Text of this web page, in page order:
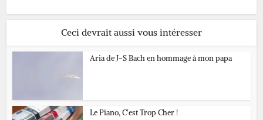
Ceci devrait aussi vous intéresser
Aria de J-S Bach en hommage à mon papa
Le Piano, C’est Trop Cher !